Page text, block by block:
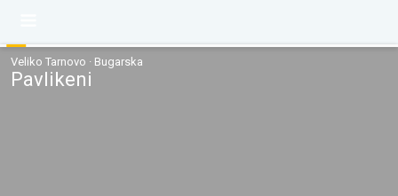
Veliko Tarnovo · Bugarska
Pavlikeni